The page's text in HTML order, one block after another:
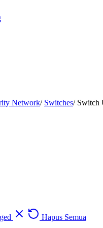
Network/ Switches/ Switch
Hapus Semua